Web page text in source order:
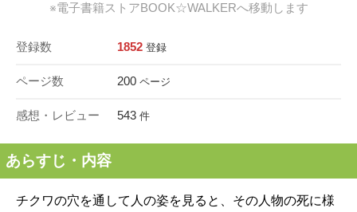
※電子書籍ストアBOOK☆WALKERへ移動します
登録数 1852 登録
ページ数 200 ページ
感想・レビュー 543 件
あらすじ・内容
チクワの穴を通して人の姿を見ると、その人物の死に様